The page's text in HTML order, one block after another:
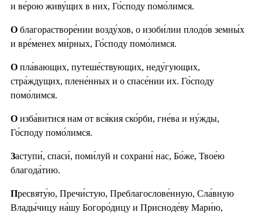
и ве́рою живу́щих в них, Го́споду помо́лимся.
О благорастворе́нии возду́хов, о изоби́лии плодо́в земны́х
и вре́менех ми́рных, Го́споду помо́лимся.
О пла́вающих, путеше́ствующих, неду́гующих,
стра́ждущих, плене́нных и о спасе́нии их. Го́споду
помо́лимся.
О изба́витися нам от вся́кия ско́рби, гне́ва и ну́жды,
Го́споду помо́лимся.
Заступи́, спаси́, поми́луй и сохрани́ нас, Бо́же, Твое́ю
благода́тию.
Пресвяту́ю, Пречи́стую, Преблагослове́нную, Сла́вную
Влады́чицу на́шу Богоро́дицу и Присноде́ву Мари́ю,